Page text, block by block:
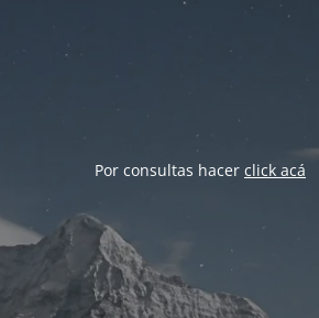
Por consultas hacer click acá